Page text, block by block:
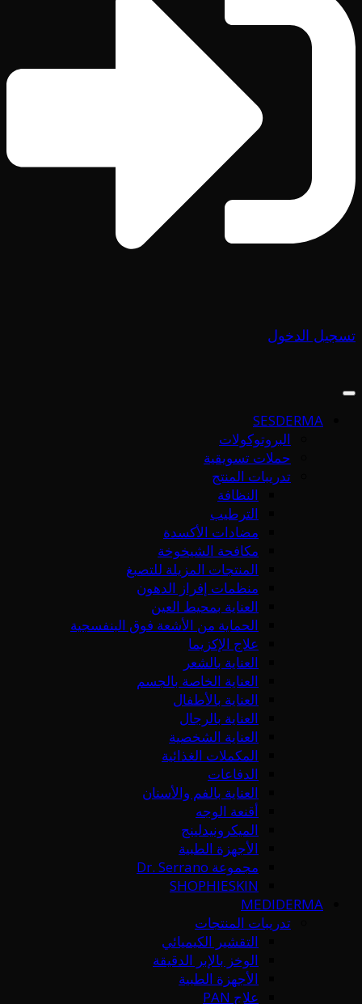
تسجيل الدخول
SESDERMA
البروتوكولات
حملات تسويقية
تدريبات المنتج
النظافة
الترطيب
مضادات الأكسدة
مكافحة الشيخوخة
المنتجات المزيلة للتصبغ
منظمات إفراز الدهون
العناية بمحيط العين
الحماية من الأشعة فوق البنفسجية
علاج الإكزيما
العناية بالشعر
العناية الخاصة بالجسم
العناية بالأطفال
العناية بالرجال
العناية الشخصية
المكملات الغذائية
الدفاعات
العناية بالفم والأسنان
أقنعة الوجه
الميكرونيدلينج
الأجهزة الطبية
مجموعة Dr. Serrano
SHOPHIESKIN
MEDIDERMA
تدريبات المنتجات
التقشير الكيميائي
الوخز بالإبر الدقيقة
الأجهزة الطبية
علاج PAN